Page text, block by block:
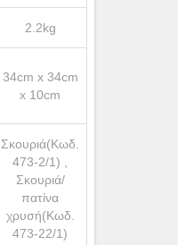
2.2kg
34cm x 34cm
x 10cm
Σκουριά(Κωδ.
473-2/1) ,
Σκουριά/
πατίνα
χρυσή(Κωδ.
473-22/1)